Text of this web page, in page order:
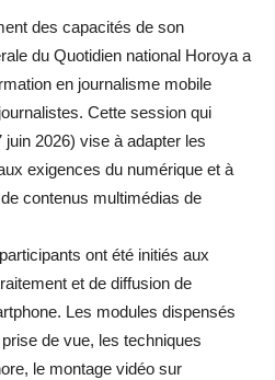
des capacités de son
du Quotidien national Horoya a
en journalisme mobile
Cette session qui
2026) vise à adapter les
exigences du numérique et à
contenus multimédias de
ont été initiés aux
et de diffusion de
Les modules dispensés
de vue, les techniques
le montage vidéo sur